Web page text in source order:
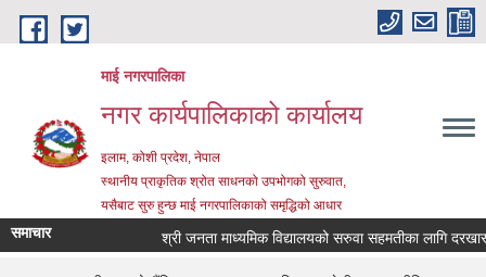
Skip to main content
माई नगरपालिका
नगर कार्यपालिकाको कार्यालय
इलाम, कोशी प्रदेश, नेपाल
स्थानीय प्राकृतिक श्रोत साधनको उपभोगको सुरुवात,
यसैबाट सुरु हुन्छ माई नगरपालिकाको समृद्धिको आधार
समाचार श्री जनता माध्यमिक विद्यालयको सरुवा सहमतीका लागि दरखास्त